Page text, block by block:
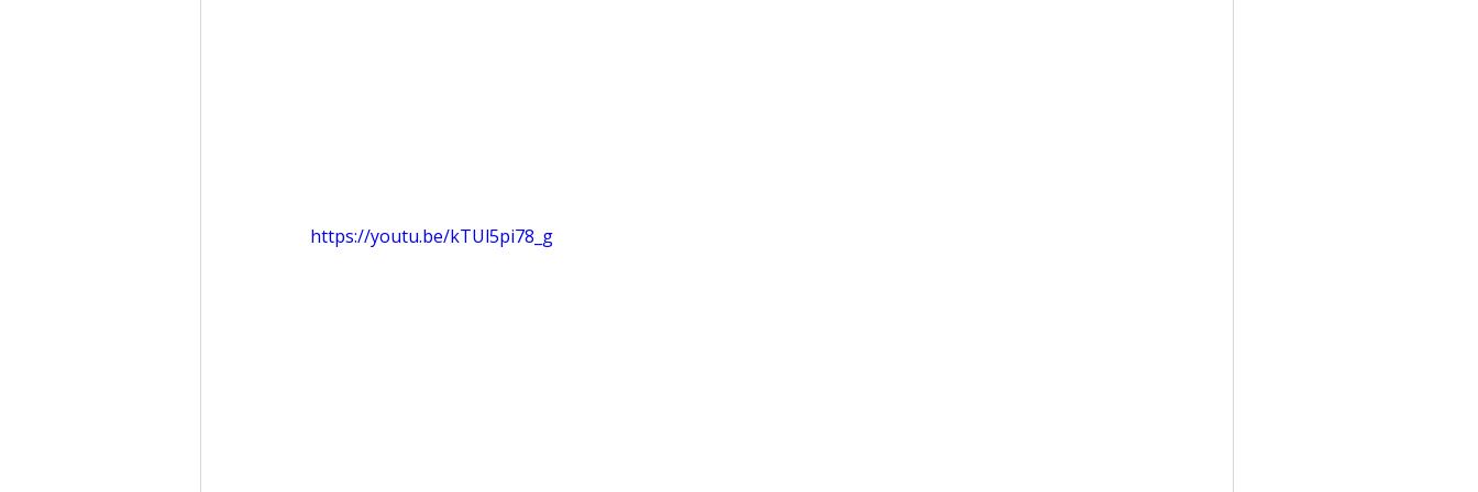
https://youtu.be/kTUl5pi78_g